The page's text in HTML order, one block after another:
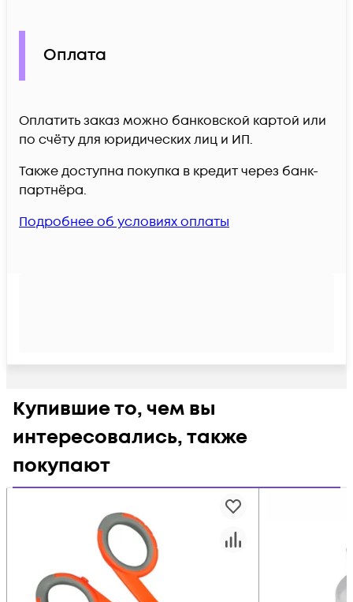
Оплата
Оплатить заказ можно банковской картой или
по счёту для юридических лиц и ИП.
Также доступна покупка в кредит через банк-
партнёра.
Подробнее об условиях оплаты
Купившие то, чем вы
интересовались, также
покупают